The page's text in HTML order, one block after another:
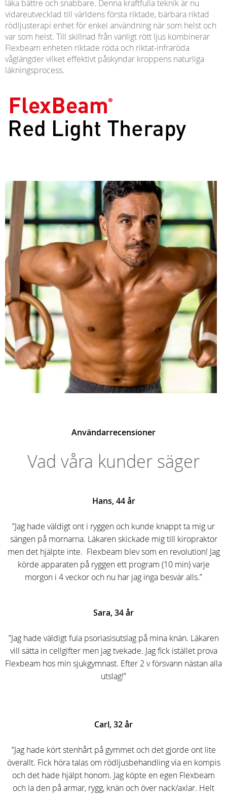
läka bättre och snabbare. Denna kraftfulla teknik är nu
vidareutvecklad till världens första riktade, bärbara riktad
rödljusterapi enhet för enkel användning när som helst och
var som helst. Till skillnad från vanligt rött ljus kombinerar
Flexbeam enheten riktade röda och riktat-infraröda
våglängder vilket effektivt påskyndar kroppens naturliga
läkningsprocess.
Användarrecensioner
Vad våra kunder säger
Hans, 44 år
”Jag hade väldigt ont i ryggen och kunde knappt ta mig ur
sängen på mornarna. Läkaren skickade mig till kiropraktor
men det hjälpte inte. Flexbeam blev som en revolution! Jag
körde apparaten på ryggen ett program (10 min) varje
morgon i 4 veckor och nu har jag inga besvär alls.”
Sara, 34 år
”Jag hade väldigt fula psoriasisutslag på mina knän. Läkaren
vill sätta in cellgifter men jag tvekade. Jag fick istället prova
Flexbeam hos min sjukgymnast. Efter 2 v försvann nästan alla
utslag!”
Carl, 32 år
”Jag hade kört stenhårt på gymmet och det gjorde ont lite
överallt. Fick höra talas om rödljusbehandling via en kompis
och det hade hjälpt honom. Jag köpte en egen Flexbeam
och la den på armar, rygg, knän och över nack/axlar. Helt